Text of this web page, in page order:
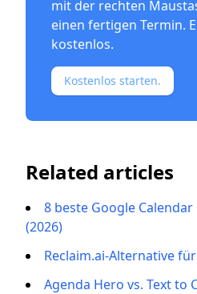
mit der rechten
einen fertigen Termin.
kostenlos.
Kostenlos starten.
Related articles
8 beste Google
(2026)
Reclaim.ai-Alternative
Agenda Hero vs. Text to